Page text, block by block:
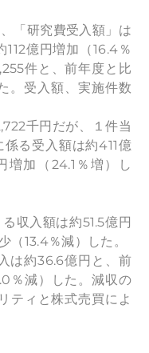
「研究費受入額」は
億円増加（16.4％
件と、前年度と比
。受入額、実施件数
千円だが、１件当
る受入額は約411億
増加（24.1％増）し
収入額は約51.5億円
（13.4％減）した。
は約36.6億円と、前
％減）した。減収の
ティと株式売買によ